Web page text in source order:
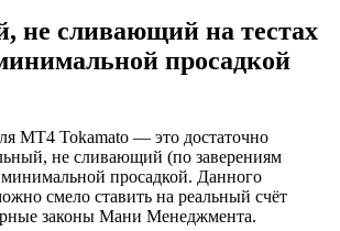
не сливающий на тестах
просадкой
МТ4 Tokamato — это достаточно
не сливающий (по заверениям
минимальной просадкой. Данного
смело ставить на реальный счёт
законы Мани Менеджмента.